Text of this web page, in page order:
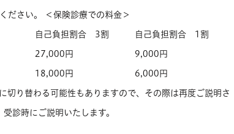
ださい。 ＜保険診療での料金＞
自己負担割合 3割 自己負担割合 1割
27,000円 9,000円
18,000円 6,000円
切り替わる可能性もありますので、その際は再度ご説明さ
診時にご説明いたします。